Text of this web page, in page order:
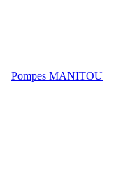
Pompes MANITOU